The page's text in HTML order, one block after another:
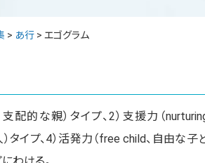
> あ行 > エゴグラム
配的な親）タイプ、2）支援力（
タイプ、4）活発力（free child、自由な子